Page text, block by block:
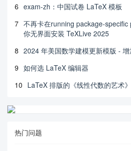
6 exam-zh：中国试卷 LaTeX 模板
7 不再卡在running package-specific
你无界面安装 TeXLive 2025
8 2024 年美国数学建模更新模版 -
9 如何选 LaTeX 编辑器
10 LaTeX 排版的《线性代数的艺术》
热门问题